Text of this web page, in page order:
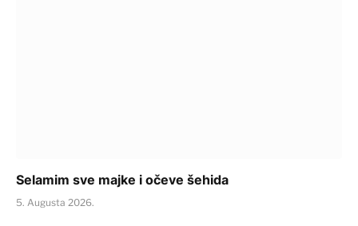
Selamim sve majke i očeve šehida
5. Augusta 2026.